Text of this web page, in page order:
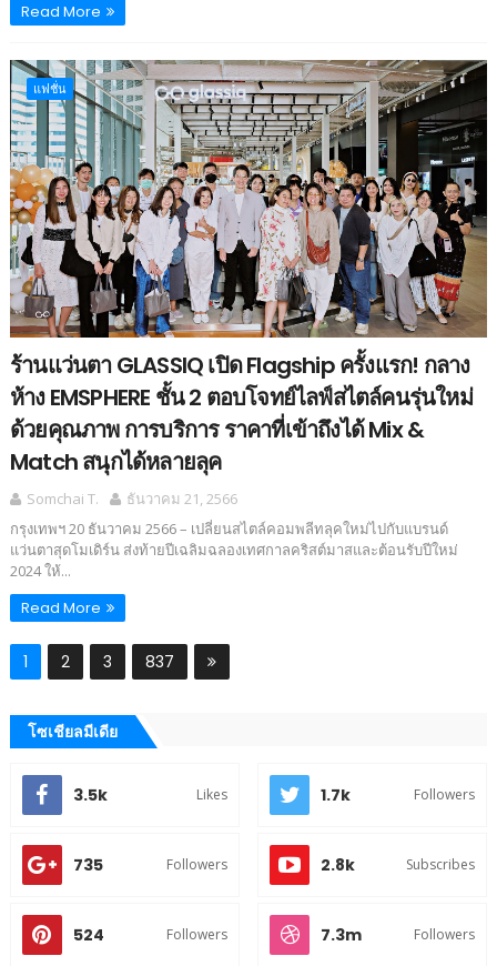
Read More
แฟชั่น
ร้านแว่นตา GLASSIQ เปิด Flagship ครั้งแรก! กลาง
ห้าง EMSPHERE ชั้น 2 ตอบโจทย์ไลฟ์สไตล์คนรุ่นใหม่
ด้วยคุณภาพ การบริการ ราคาที่เข้าถึงได้ Mix &
Match สนุกได้หลายลุค
Somchai T.
ธันวาคม 21, 2566
กรุงเทพฯ 20 ธันวาคม 2566 – เปลี่ยนสไตล์คอมพลีทลุคใหม่ไปกับแบรนด์
แว่นตาสุดโมเดิร์น ส่งท้ายปีเฉลิมฉลองเทศกาลคริสต์มาสและต้อนรับปีใหม่
2024 ให้...
Read More
1 2 3 837
โซเชียลมีเดีย
3.5k Likes 1.7k Followers
735 Followers 2.8k Subscribes
524 Followers 7.3m Followers